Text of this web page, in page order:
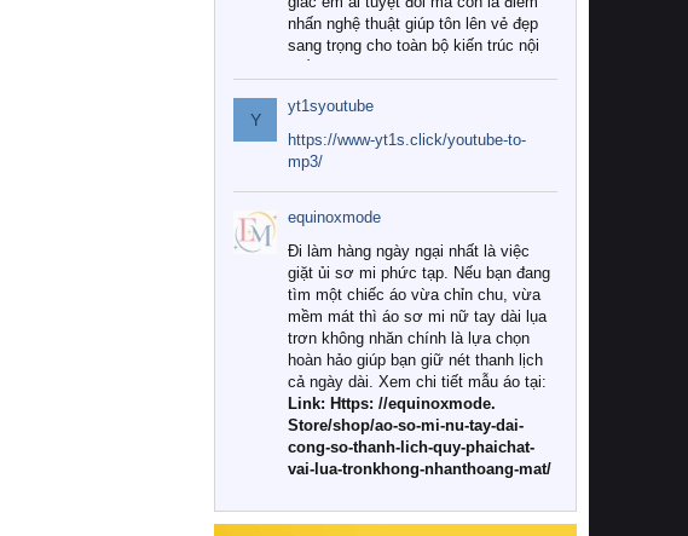
nhấn nghệ thuật giúp tôn lên vẻ đẹp
sang trọng cho toàn bộ kiến trúc nội
Tuy nhiên, giữa thị trường đa dạng
với vô vàn thương hiệu và mẫu mã
như hiện nay, làm thế nào để chọn
được những bộ chăn ga gối đệm cao
cấp thực sự chất lượng, phù hợp với
khí hậu và nhu cầu sử dụng của gia
đình? Hãy cùng chúng tôi đi tìm lời
giải đáp chi tiết qua bài viết dưới đây.
1. Tại sao các gia đình hiện đại lại ưa
chuộng chăn ga gối đệm cao cấp?
Khác với các dòng sản phẩm thông
thường, những bộ chăn ga gối đệm
cao cấp trải qua quy trình sản xuất
nghiêm ngặt từ khâu chọn lọc nguyên
liệu tự nhiên đến công nghệ dệt
nhuộm hiện đại không chứa hóa chất
này, bạn sẽ cảm nhận rõ rệt sự khác
Y
yt1syoutube
https://www-yt1s.click/youtube-to-
mp3/
equinoxmode
Đi làm hàng ngày ngại nhất là việc
giặt ủi sơ mi phức tạp. Nếu bạn đang
tìm một chiếc áo vừa chỉn chu, vừa
mềm mát thì áo sơ mi nữ tay dài lụa
trơn không nhăn chính là lựa chọn
hoàn hảo giúp bạn giữ nét thanh lịch
cả ngày dài. Xem chi tiết mẫu áo tại:
Link: Https: //equinoxmode.
Store/shop/ao-so-mi-nu-tay-dai-
cong-so-thanh-lich-quy-phaichat-
vai-lua-tronkhong-nhanthoang-mat/